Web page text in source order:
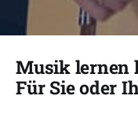
Musik lernen
Für Sie oder